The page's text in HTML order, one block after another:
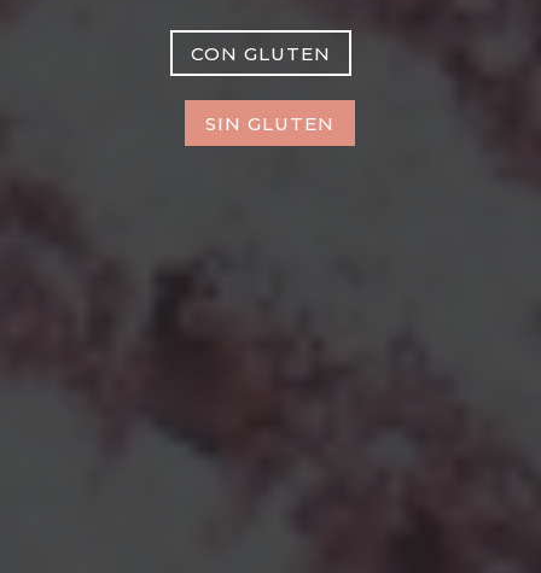
CON GLUTEN
SIN GLUTEN